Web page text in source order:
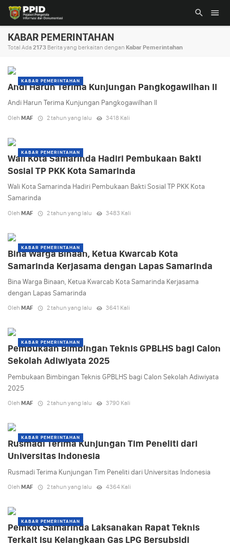
KABAR PEMERINTAHAN
Total Ada2173 Berita yang berkaitan dengan Kabar Pemerintahan
KABAR PEMERINTAHAN
Andi Harun Terima Kunjungan Pangkogawilhan II
Andi Harun Terima Kunjungan Pangkogawilhan II
Oleh MAF 2 tahun yang lalu 3418 Kali
KABAR PEMERINTAHAN
Wali Kota Samarinda Hadiri Pembukaan Bakti
Sosial TP PKK Kota Samarinda
Wali Kota Samarinda Hadiri Pembukaan Bakti Sosial TP PKK Kota
Samarinda
Oleh MAF 2 tahun yang lalu 3483 Kali
KABAR PEMERINTAHAN
Bina Warga Binaan, Ketua Kwarcab Kota
Samarinda Kerjasama dengan Lapas Samarinda
Bina Warga Binaan, Ketua Kwarcab Kota Samarinda Kerjasama
dengan Lapas Samarinda
Oleh MAF 2 tahun yang lalu 3641 Kali
KABAR PEMERINTAHAN
Pembukaan Bimbingan Teknis GPBLHS bagi Calon
Sekolah Adiwiyata 2025
Pembukaan Bimbingan Teknis GPBLHS bagi Calon Sekolah Adiwiyata
2025
Oleh MAF 2 tahun yang lalu 3790 Kali
KABAR PEMERINTAHAN
Rusmadi Terima Kunjungan Tim Peneliti dari
Universitas Indonesia
Rusmadi Terima Kunjungan Tim Peneliti dari Universitas Indonesia
Oleh MAF 2 tahun yang lalu 4364 Kali
KABAR PEMERINTAHAN
Pemkot Samarinda Laksanakan Rapat Teknis
Terkait Isu Kelangkaan Gas LPG Bersubsidi